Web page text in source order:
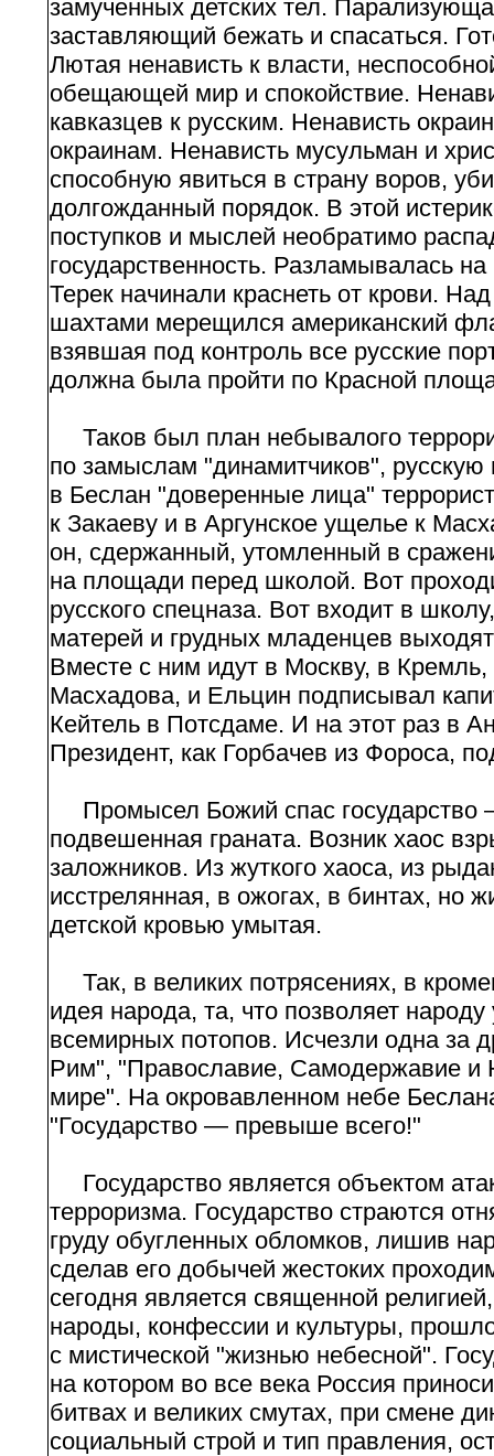
замученных детских тел.
заставляющий бежать и спасаться.
Лютая ненависть к власти,
обещающей мир и спокойствие.
кавказцев к русским. Ненависть
окраинам. Ненависть мусульман и
способную явиться в страну воров,
долгожданный порядок. В этой
поступков и мыслей необратимо
государственность. Разламывалась
Терек начинали краснеть от крови.
шахтами мерещился американский
взявшая под контроль все русские
должна была пройти по Красной
Таков был план небывалого
по замыслам "динамитчиков",
в Беслан "доверенные лица"
к Закаеву и в Аргунское ущелье к
он, сдержанный, утомленный в
на площади перед школой. Вот
русского спецназа. Вот входит в
матерей и грудных младенцев
Вместе с ним идут в Москву, в
Масхадова, и Ельцин подписывал
Кейтель в Потсдаме. И на этот раз в
Президент, как Горбачев из Фороса,
Промысел Божий спас государство
подвешенная граната. Возник хаос
заложников. Из жуткого хаоса, из
исстрелянная, в ожогах, в бинтах, но
детской кровью умытая.
Так, в великих потрясениях, в
идея народа, та, что позволяет
всемирных потопов. Исчезли одна за
Рим", "Православие, Самодержавие и
мире". На окровавленном небе
"Государство — превыше всего!"
Государство является объектом
терроризма. Государство страются
груду обугленных обломков, лишив
сделав его добычей жестоких
сегодня является священной
народы, конфессии и культуры,
с мистической "жизнью небесной".
на котором во все века Россия
битвах и великих смутах, при смене
социальный строй и тип правления,